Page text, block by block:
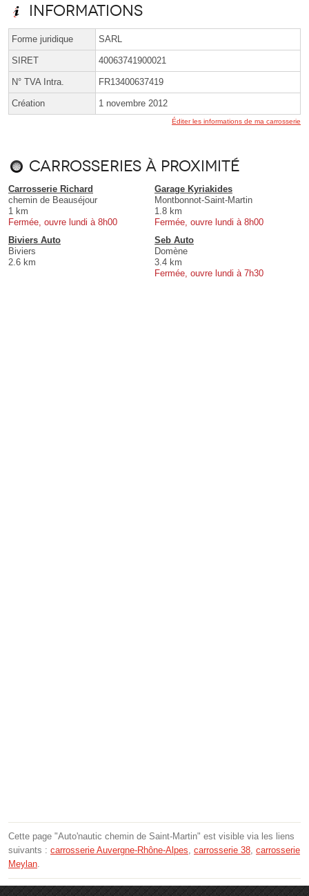
Informations
Forme juridique SARL
SIRET 40063741900021
N° TVA Intra. FR13400637419
Création 1 novembre 2012
Éditer les informations de ma carrosserie
Carrosseries à proximité
Carrosserie Richard
chemin de Beauséjour
1 km
Fermée, ouvre lundi à 8h00
Garage Kyriakides
Montbonnot-Saint-Martin
1.8 km
Fermée, ouvre lundi à 8h00
Biviers Auto
Biviers
2.6 km
Seb Auto
Domène
3.4 km
Fermée, ouvre lundi à 7h30
Cette page "Auto'nautic chemin de Saint-Martin" est visible via les liens
suivants : carrosserie Auvergne-Rhône-Alpes carrosserie 38 carrosserie
Meylan